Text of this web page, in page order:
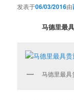
发表于06/03/2016由
马德里最
马德里最具